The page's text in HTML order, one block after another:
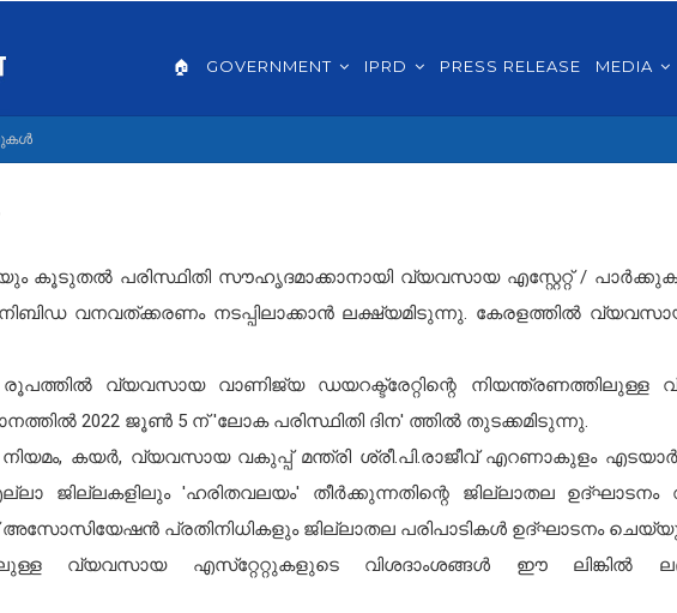
NAVIGATION
🏠 GOVERNMENT IPRD PRESS RELEASE MEDIA
കൂടുതൽ പരിസ്ഥിതി സൗഹൃദമാക്കാനായി വ്യവസായ എസ്റ്റേറ്റ് /
നിബിഡ വനവത്ക്കരണം നടപ്പിലാക്കാൻ ലക്ഷ്യമിടുന്നു. കേരളത്തിൽ
വ്യവസായ വാണിജ്യ ഡയറക്ട്രേറ്റിന്റെ
2022 ജൂൺ 5 ന് 'ലോക പരിസ്ഥിതി ദിന' ത്തിൽ തുടക്കമിടുന്നു.
കയർ, വ്യവസായ വകുപ്പ് മന്ത്രി ശ്രീ.പി.രാജീവ് എറണാകുളം
ജില്ലകളിലും 'ഹരിതവലയം' തീർക്കുന്നതിന്റെ ജില്ലാതല ഉദ്ഘാടനം
അസോസിയേഷൻ പ്രതിനിധികളും ജില്ലാതല പരിപാടികൾ ഉദ്ഘാടനം
വ്യവസായ എസ്‌റ്റേറ്റുകളുടെ വിശദാംശങ്ങൾ ഈ ലിങ്കിൽ